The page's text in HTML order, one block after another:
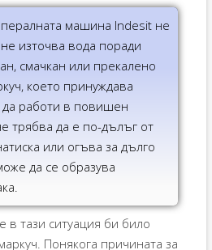
пералната машина Indesit не
източва вода поради
смачкан или прекалено
което принуждава
работи в повишен
трябва да е по-дълъг от
или огъва за дълго
да се образува
тази ситуация би било
Понякога причината за